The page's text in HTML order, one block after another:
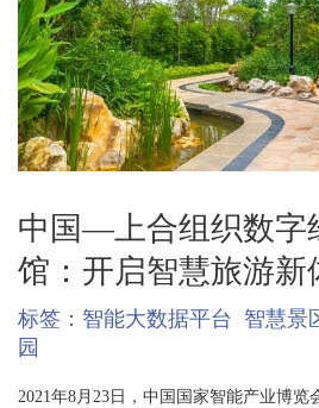
中国—上合组织数字
馆：开启智慧旅游新
标签： 智能大数据平台 智慧景
园
2021年8月23日，中国国家智能产业博览